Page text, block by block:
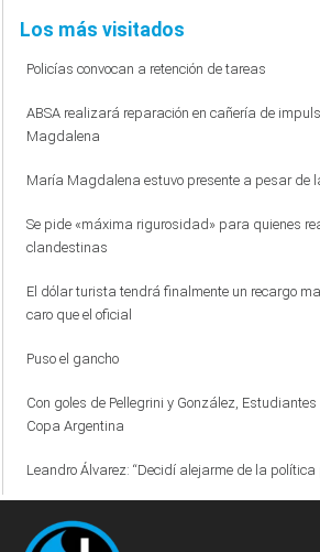
Los más visitados
Policías convocan a retención de tareas
ABSA realizará reparación en cañería de
Magdalena
María Magdalena estuvo presente a pesar de
Se pide «máxima rigurosidad» para quienes
clandestinas
El dólar turista tendrá finalmente un recargo
caro que el oficial
Puso el gancho
Con goles de Pellegrini y González,
Copa Argentina
Leandro Álvarez: “Decidí alejarme de la